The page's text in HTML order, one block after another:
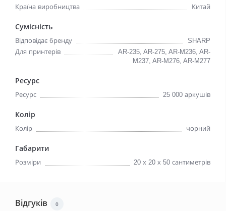
Країна виробництва
Китай
Сумісність
Відповідає бренду
SHARP
Для принтерів
AR-235, AR-275, AR-M236, AR-
M237, AR-M276, AR-M277
Ресурс
Ресурс 25 000 аркушів
Колір
Колір чорний
Габарити
Розміри 20 х 20 х 50 сантиметрів
Відгуків 0